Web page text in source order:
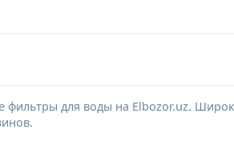
фильтры для воды на Elbozor.uz.